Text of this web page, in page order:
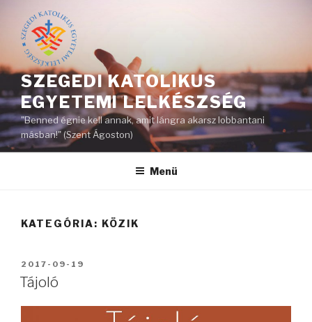
Tartalomhoz
SZEGEDI KATOLIKUS
EGYETEMI LELKÉSZSÉG
"Benned égnie kell annak, amit lángra akarsz lobbantani
másban!" (Szent Ágoston)
Menü
KATEGÓRIA: KÖZIK
BEKÜLDVE:
2017-09-19
Tájoló